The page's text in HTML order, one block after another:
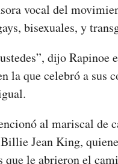
vocal del
bisexuales, y
dijo Rapinoe
la que celebró a sus
al mariscal
Jean King,
que le abrieron el